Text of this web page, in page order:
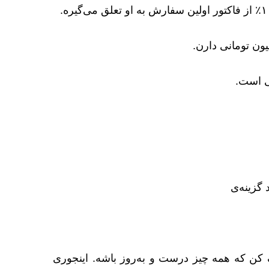
است.
گزینه‌ی
کن که همه چیز درست و به‌روز باشه. اینجوری